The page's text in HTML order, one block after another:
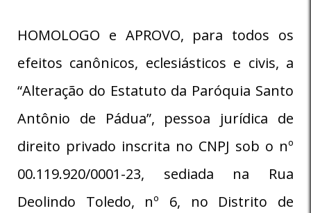
HOMOLOGO e APROVO, para todos os
efeitos canônicos, eclesiásticos e civis, a
“Alteração do Estatuto da Paróquia Santo
Antônio de Pádua”, pessoa jurídica de
direito privado inscrita no CNPJ sob o nº
00.119.920/0001-23, sediada na Rua
Deolindo Toledo, nº 6, no Distrito de